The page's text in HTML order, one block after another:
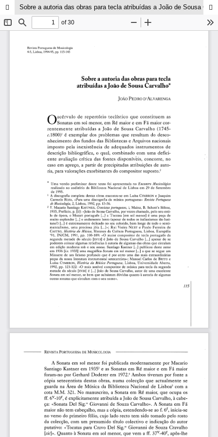
Sobre a autoria das obras para tecla atribuídas a João de Sousa Carvalho